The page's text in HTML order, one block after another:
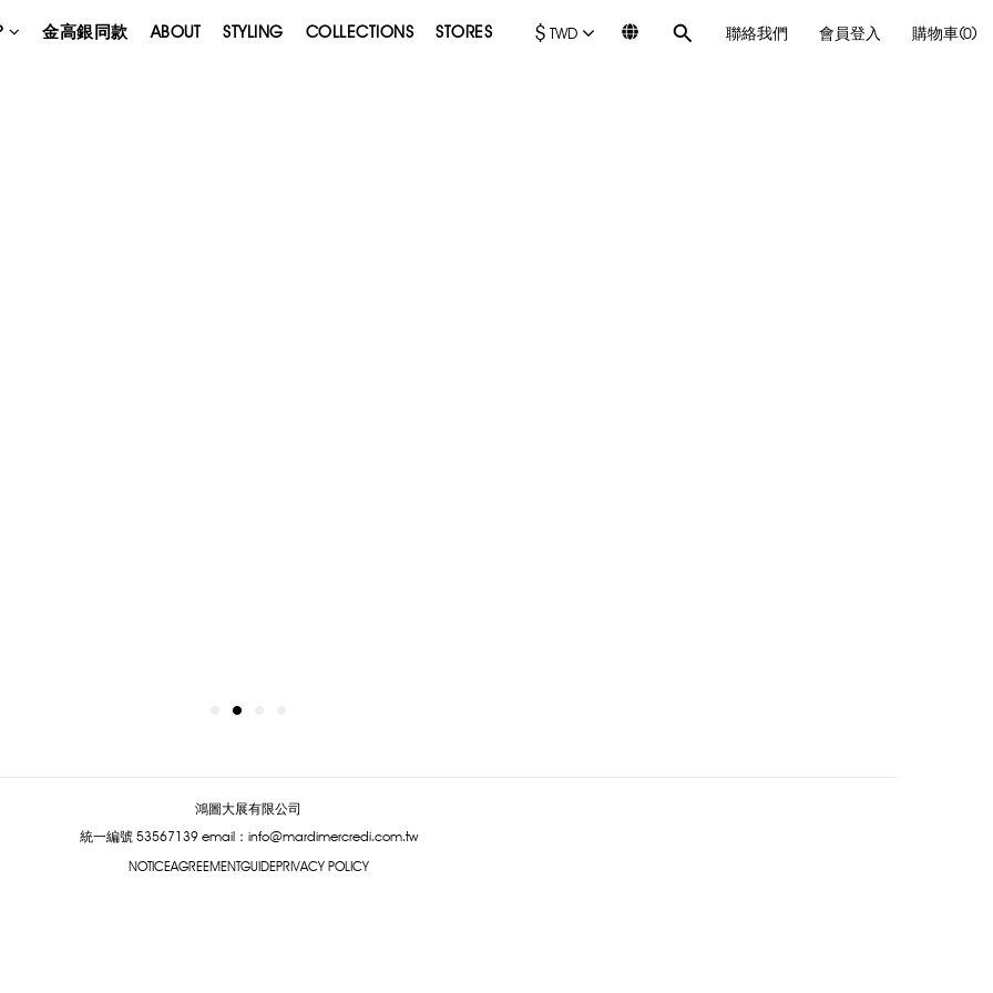
$ TWD 聯絡我們 會員登入 購物車(0)
金高銀同款 ABOUT STYLING COLLECTIONS STORES
鴻圖大展有限公司
統一編號 53567139 email：info@mardimercredi.com.tw
NOTICEAGREEMENTGUIDEPRIVACY POLICY